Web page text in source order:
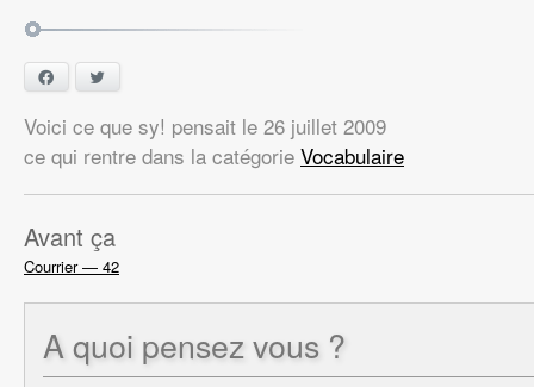
Facebook
Voici ce que sy! pensait le 26 juillet 2009
ce qui rentre dans la catégorie Vocabulaire
Avant ça
Courrier — 42
A quoi pensez vous ?